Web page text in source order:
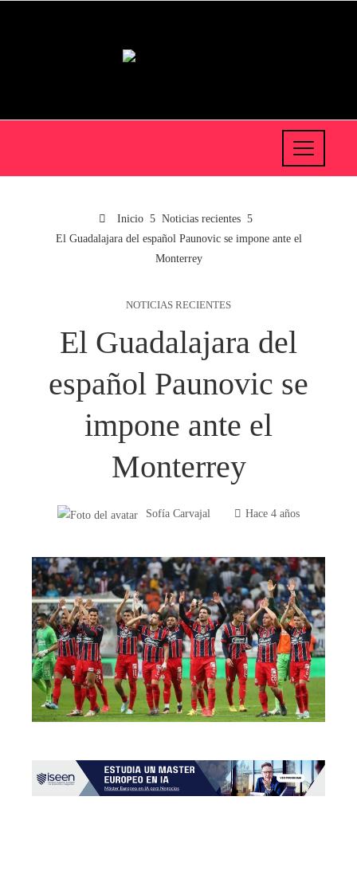
Inicio
Noticias recientes
El Guadalajara del español Paunovic se impone ante el
Monterrey
NOTICIAS RECIENTES
El Guadalajara del
español Paunovic se
impone ante el
Monterrey
Sofía Carvajal Hace 4 años